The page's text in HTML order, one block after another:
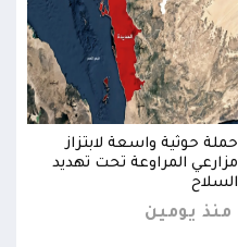
حملة حوثية واسعة لابتزاز
مزارعي المراوعة تحت تهديد
السلاح
منذ يومين